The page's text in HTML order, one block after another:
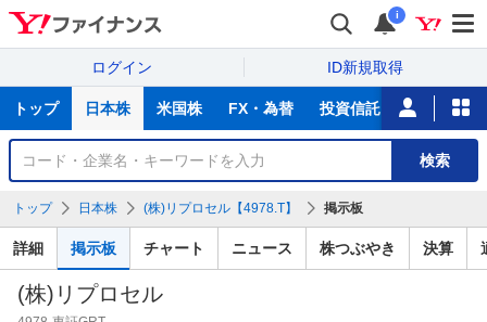
i
ログイン ID新規取得
サ
トップ 日本株 米国株 FX・為替 投資信託 ニュース
銘
検
索
検索
トップ 日本株 (株)リプロセル【4978.T】 掲示板
詳細 掲示板 チャート ニュース 株つぶやき 決算
(株)リプロセル